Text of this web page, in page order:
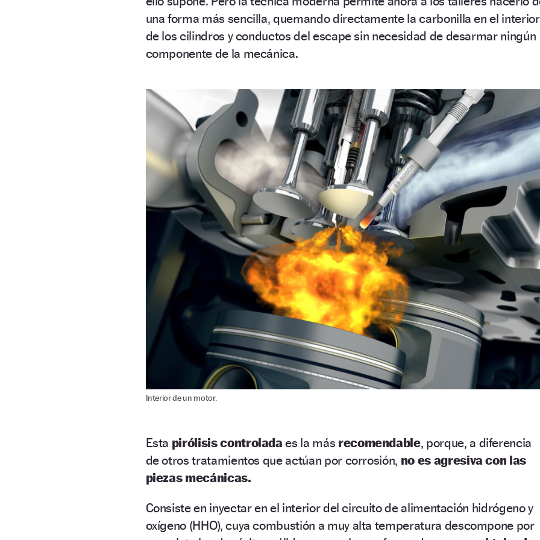
una forma más sencilla, quemando directamente la carbonilla en el interior
de los cilindros y conductos del escape sin necesidad de desarmar ningún
componente de la mecánica.
Interior de un motor.
Esta pirólisis controlada es la más recomendable, porque, a diferencia
de otros tratamientos que actúan por corrosión, no es agresiva con las
piezas mecánicas.
Consiste en inyectar en el interior del circuito de alimentación hidrógeno y
oxígeno (HHO), cuya combustión a muy alta temperatura descompone por